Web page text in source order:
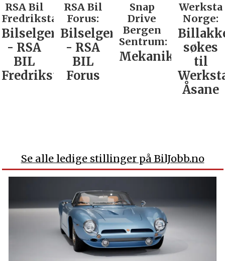
RSA Bil
Fredrikstad:
Bilselger
- RSA
BIL
Fredrikstad
RSA Bil
Forus:
Bilselger
- RSA
BIL
Forus
Snap
Drive
Bergen
Sentrum:
Mekaniker
Werksta
Norge:
søkes
til
Åsane
Se alle ledige stillinger på BilJobb.no